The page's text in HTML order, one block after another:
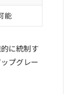
能
に統制す
プグレー